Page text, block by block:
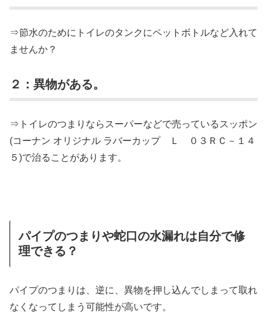
⇒節水のためにトイレのタンクにペットボトルなど入れて
ませんか？
２：異物がある。
⇒トイレのつまりならスーパーなどで売っているスッポン
(コーナン オリジナル ラバーカップ Ｌ ０３ＲＣ－１４
５)で治ることがあります。
パイプのつまりや蛇口の水漏れは自分で修
理できる？
パイプのつまりは、逆に、異物を押し込んでしまって取れ
なくなってしまう可能性が高いです。